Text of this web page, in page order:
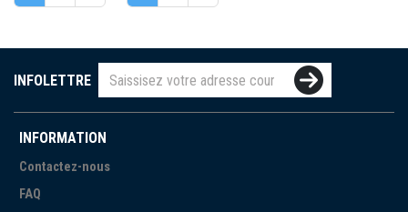
INFOLETTRE
INFORMATION
Contactez-nous
FAQ